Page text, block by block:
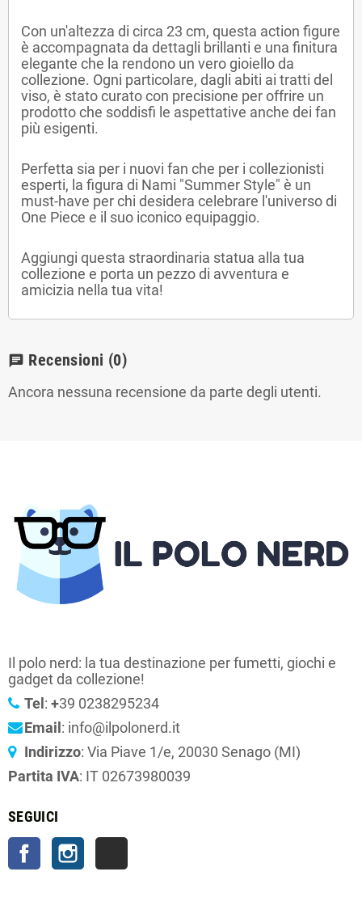
Con un'altezza di circa 23 cm, questa action figure
è accompagnata da dettagli brillanti e una finitura
elegante che la rendono un vero gioiello da
collezione. Ogni particolare, dagli abiti ai tratti del
viso, è stato curato con precisione per offrire un
prodotto che soddisfi le aspettative anche dei fan
più esigenti.
Perfetta sia per i nuovi fan che per i collezionisti
esperti, la figura di Nami "Summer Style" è un
must-have per chi desidera celebrare l'universo di
One Piece e il suo iconico equipaggio.
Aggiungi questa straordinaria statua alla tua
collezione e porta un pezzo di avventura e
amicizia nella tua vita!
chat Recensioni (0)
Ancora nessuna recensione da parte degli utenti.
Il polo nerd: la tua destinazione per fumetti, giochi e
gadget da collezione!
Tel: +39 0238295234
Email: info@ilpolonerd.it
Indirizzo: Via Piave 1/e, 20030 Senago (MI)
Partita IVA: IT 02673980039
SEGUICI
FacebookInstagram